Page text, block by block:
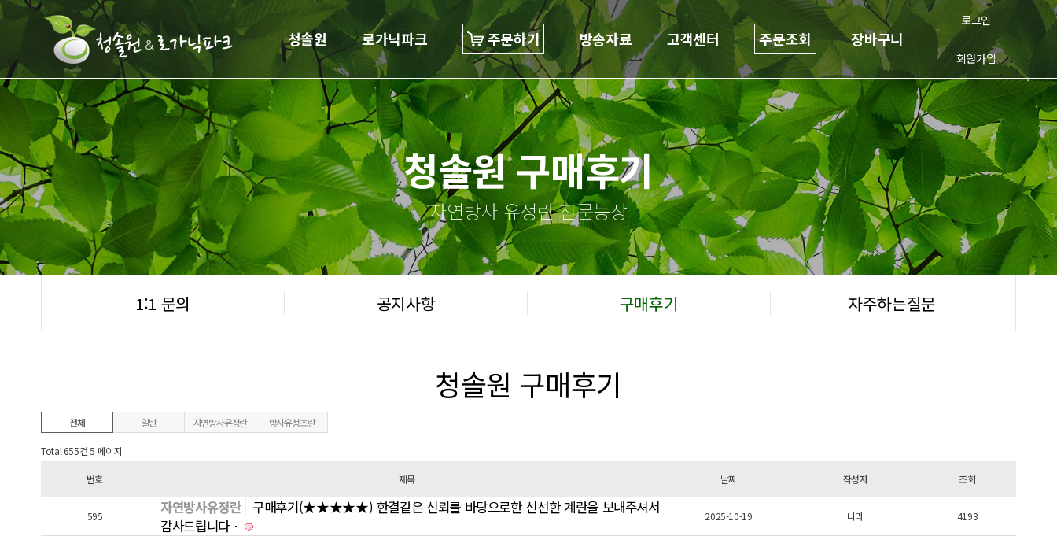
청솔원 로가닉파크 주문하기 방송자료 고객센터 주문조회 장바구니
로그인
회원가입
청솔원 구매후기
자연방사 유정란 전문농장
1:1 문의 공지사항 구매후기 자주하는질문
청솔원 구매후기
전체 일반 자연방사유정란 방사유정초란
Total 655건5 페이지
번호 제목 날짜 작성자 조회
595 자연방사유정란
구매후기(★★★★★) 한결같은 신뢰를 바탕으로한 신선한 계란을 보내주셔서
감사드립니다ㆍ
2025-10-19 나라 4193